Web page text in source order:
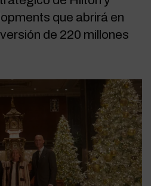
que abrirá en
de 220 millones